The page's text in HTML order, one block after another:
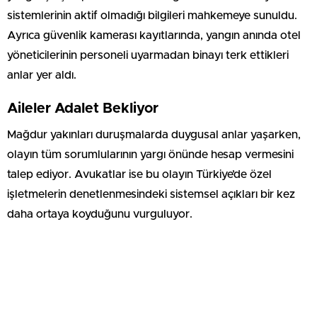
sistemlerinin aktif olmadığı bilgileri mahkemeye sunuldu.
Ayrıca güvenlik kamerası kayıtlarında, yangın anında otel
yöneticilerinin personeli uyarmadan binayı terk ettikleri
anlar yer aldı.
Aileler Adalet Bekliyor
Mağdur yakınları duruşmalarda duygusal anlar yaşarken,
olayın tüm sorumlularının yargı önünde hesap vermesini
talep ediyor. Avukatlar ise bu olayın Türkiye’de özel
işletmelerin denetlenmesindeki sistemsel açıkları bir kez
daha ortaya koyduğunu vurguluyor.